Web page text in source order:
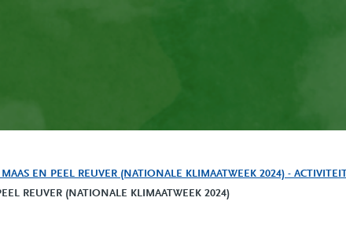
EN PEEL REUVER (NATIONALE KLIMAATWEEK 2024) - ACTIVITEIT
REUVER (NATIONALE KLIMAATWEEK 2024)